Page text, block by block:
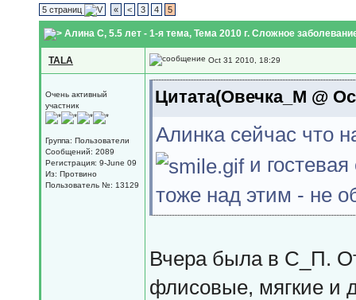
5 страниц « < 3 4 5
Алина С, 5.5 лет - 1-я тема, Тема 2010 г. Сложное
TALA Oct 31 2010, 18:29
Очень активный
участник
Группа: Пользователи
Сообщений: 2089
Регистрация: 9-June 09
Из: Протвино
Пользователь №: 13129
Цитата(Овечка_М @
Алинка сейчас что
и
тоже над этим - не
Вчера была в С_П.
флисовые, мягкие и